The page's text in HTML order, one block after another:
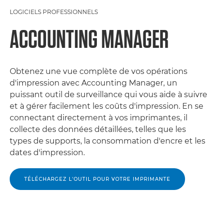
LOGICIELS PROFESSIONNELS
ACCOUNTING MANAGER
Obtenez une vue complète de vos opérations
d'impression avec Accounting Manager, un
puissant outil de surveillance qui vous aide à suivre
et à gérer facilement les coûts d'impression. En se
connectant directement à vos imprimantes, il
collecte des données détaillées, telles que les
types de supports, la consommation d'encre et les
dates d'impression.
TÉLÉCHARGEZ L'OUTIL POUR VOTRE IMPRIMANTE